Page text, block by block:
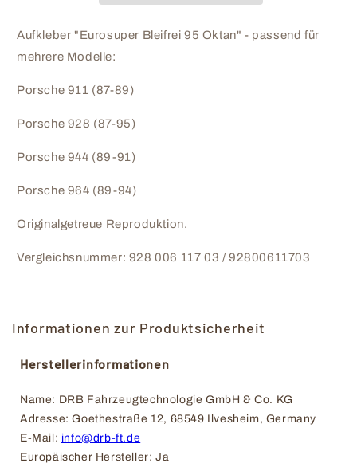
-
92800611703
-
92800611703
Aufkleber "Eurosuper Bleifrei 95 Oktan" - passend für
mehrere Modelle:
Porsche 911 (87-89)
Porsche 928 (87-95)
Porsche 944 (89-91)
Porsche 964 (89-94)
Originalgetreue Reproduktion.
Vergleichsnummer: 928 006 117 03 / 92800611703
Informationen zur Produktsicherheit
Herstellerinformationen
Name: DRB Fahrzeugtechnologie GmbH & Co. KG
Adresse: Goethestraße 12, 68549 Ilvesheim, Germany
E-Mail: info@drb-ft.de
Europäischer Hersteller: Ja